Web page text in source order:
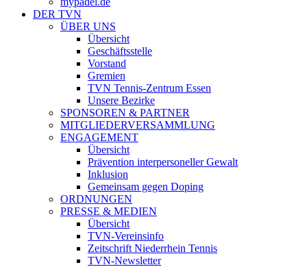
DER TVN
ÜBER UNS
Übersicht
Geschäftsstelle
Vorstand
Gremien
TVN Tennis-Zentrum Essen
Unsere Bezirke
SPONSOREN & PARTNER
MITGLIEDERVERSAMMLUNG
ENGAGEMENT
Übersicht
Prävention interpersoneller Gewalt
Inklusion
Gemeinsam gegen Doping
ORDNUNGEN
PRESSE & MEDIEN
Übersicht
TVN-Vereinsinfo
Zeitschrift Niederrhein Tennis
TVN-Newsletter